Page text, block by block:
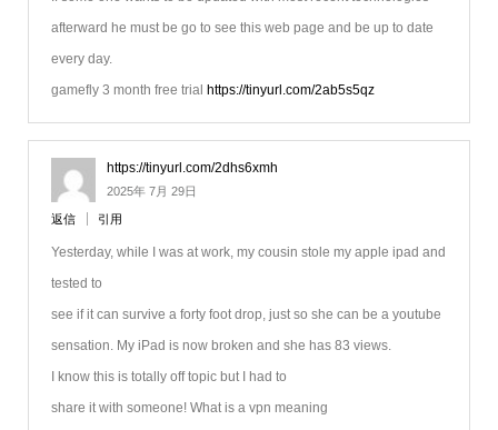
afterward he must be go to see this web page and be up to date
every day.
gamefly 3 month free trial https://tinyurl.com/2ab5s5qz
https://tinyurl.com/2dhs6xmh
2025年 7月 29日
返信 引用
Yesterday, while I was at work, my cousin stole my apple ipad and
tested to
see if it can survive a forty foot drop, just so she can be a youtube
sensation. My iPad is now broken and she has 83 views.
I know this is totally off topic but I had to
share it with someone! What is a vpn meaning